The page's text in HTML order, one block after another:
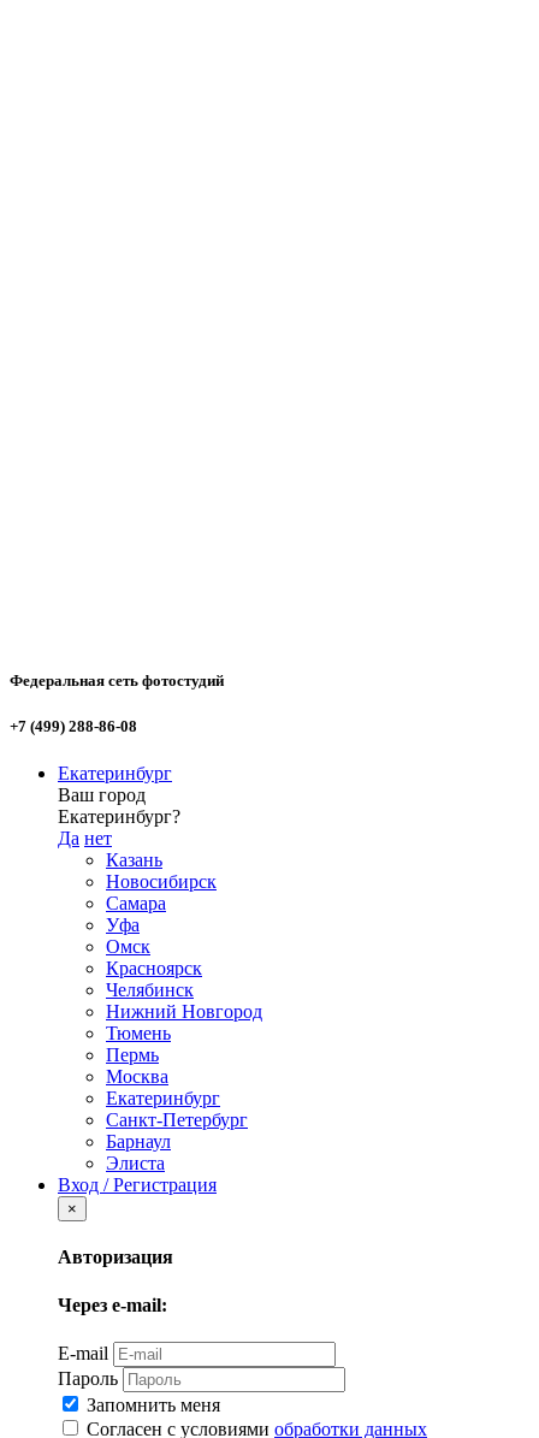
Федеральная сеть фотостудий
+7 (499) 288-86-08
Екатеринбург
Ваш город
Екатеринбург?
Да нет
Казань
Новосибирск
Самара
Уфа
Омск
Красноярск
Челябинск
Нижний Новгород
Тюмень
Пермь
Москва
Екатеринбург
Санкт-Петербург
Барнаул
Элиста
Вход / Регистрация
×
Авторизация
Через e-mail:
E-mail
Пароль
Запомнить меня
Согласен с условиями обработки данных